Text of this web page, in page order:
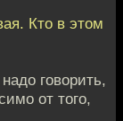
Кто в этом
говорить,
от того,